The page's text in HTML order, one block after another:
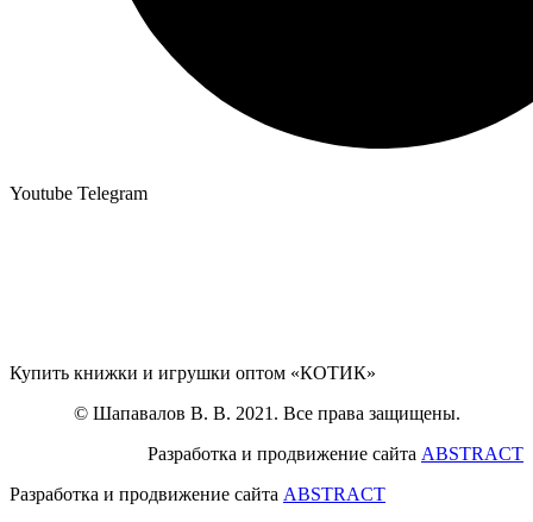
Youtube Telegram
Купить книжки и игрушки оптом «КОТИК»
© Шапавалов В. В. 2021. Все права защищены.
Разработка и продвижение сайта ABSTRACT
Разработка и продвижение сайта ABSTRACT